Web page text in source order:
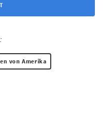
von Amerika